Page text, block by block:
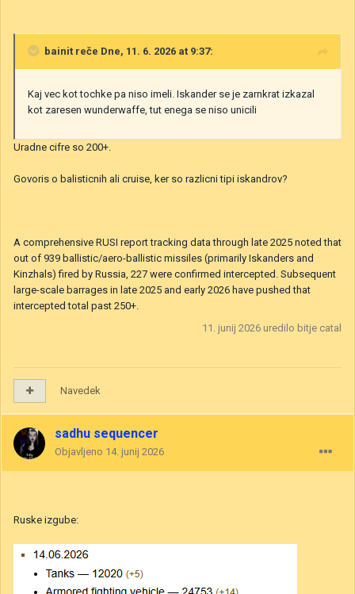
bainit reče Dne, 11. 6. 2026 at 9:37:
Kaj vec kot tochke pa niso imeli. Iskander se je zarnkrat izkazal
kot zaresen wunderwaffe, tut enega se niso unicili
Uradne cifre so 200+.
Govoris o balisticnih ali cruise, ker so razlicni tipi iskandrov?
A comprehensive RUSI report tracking data through late 2025 noted that
out of 939 ballistic/aero-ballistic missiles (primarily Iskanders and
Kinzhals) fired by Russia, 227 were confirmed intercepted. Subsequent
large-scale barrages in late 2025 and early 2026 have pushed that
intercepted total past 250+.
11. junij 2026 uredilo bitje catal
Navedek
sadhu sequencer
Objavljeno 14. junij 2026
Ruske izgube: